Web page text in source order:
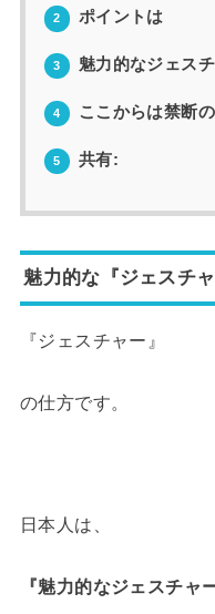
2 ポイントは
3 魅力的なジェスチ
4 ここからは禁断
5 共有:
魅力的な『ジェスチャ
『ジェスチャー』
の仕方です。
日本人は、
『魅力的なジェスチャー